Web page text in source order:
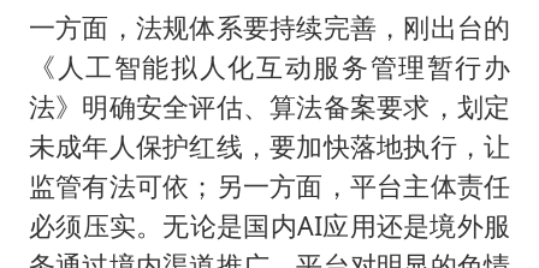
一方面，法规体系要持续完善，刚出台的
《人工智能拟人化互动服务管理暂行办
法》明确安全评估、算法备案要求，划定
未成年人保护红线，要加快落地执行，让
监管有法可依；另一方面，平台主体责任
必须压实。无论是国内AI应用还是境外服